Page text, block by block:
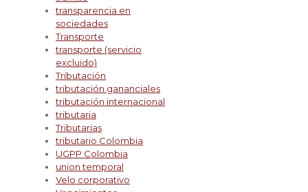
transparencia en
sociedades
Transporte
transporte (servicio
excluido)
Tributación
tributación gananciales
tributación internacional
tributaria
Tributarias
tributario Colombia
UGPP Colombia
union temporal
Velo corporativo